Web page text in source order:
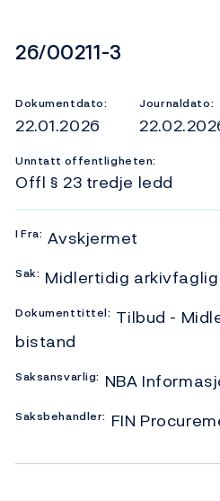
Dokumentnummer
26/00211-3
Dokumentdato:
22.01.2026
Journaldato:
Unntatt offentligheten:
Offl § 23 tredje ledd
I Fra: Avskjermet
Sak: Midlertidig
Dokumenttittel: Tilbud -
bistand
Saksansvarlig: NBA
Saksbehandler: FIN